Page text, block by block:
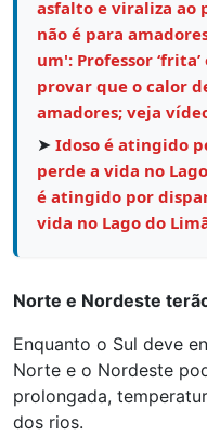
asfalto e viraliza ao
não é para
um': Professor
provar que o calor
amadores; veja
➤ Idoso é atingido
perde a vida no
é atingido por
vida no Lago do
Norte e Nordeste
Enquanto o Sul deve
Norte e o Nordeste
prolongada,
dos rios.